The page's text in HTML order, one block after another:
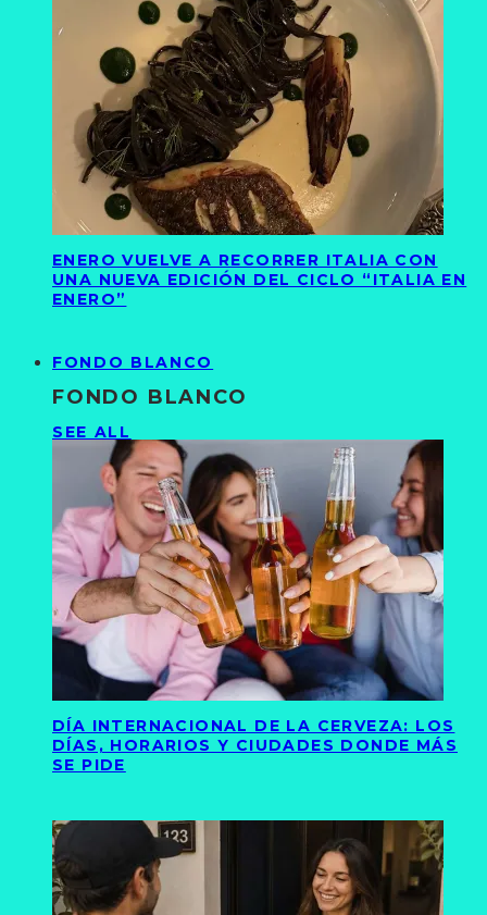
ENERO VUELVE A RECORRER ITALIA CON
UNA NUEVA EDICIÓN DEL CICLO “ITALIA EN
ENERO”
FONDO BLANCO
FONDO BLANCO
SEE ALL
DÍA INTERNACIONAL DE LA CERVEZA: LOS
DÍAS, HORARIOS Y CIUDADES DONDE MÁS
SE PIDE